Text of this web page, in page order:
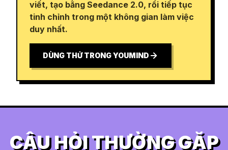
viết, tạo bằng Seedance 2.0, rồi tiếp tục
tinh chỉnh trong một không gian làm việc
duy nhất.
DÙNG THỬ TRONG YOUMIND
CÂU HỎI THƯỜNG GẶP